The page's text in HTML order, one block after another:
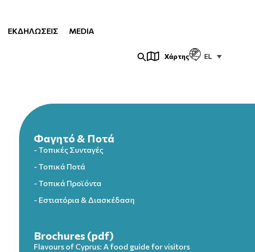
ΕΚΔΗΛΏΣΕΙΣ MEDIA
Χάρτης EL
Φαγητό & Ποτά
- Τοπικές Συνταγές
- Τοπικά Ποτά
- Τοπικά Προϊόντα
- Εστιατόρια & Διασκέδαση
Brochures (pdf)
Flavours of Cyprus: A food guide for visitors